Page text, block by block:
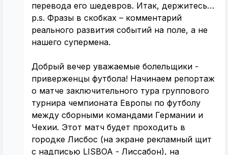
перевода его шедевров. Итак, держитесь…
p.s. Фразы в скобках – комментарий
реального развития событий на поле, а не
нашего супермена.
Добрый вечер уважаемые болельщики -
приверженцы футбола! Начинаем репортаж
о матче заключительного тура группового
турнира чемпионата Европы по футболу
между сборными командами Германии и
Чехии. Этот матч будет проходить в
городке Лисбос (на экране рекламный щит
с надписью LІSBOA - Лиссабон), на